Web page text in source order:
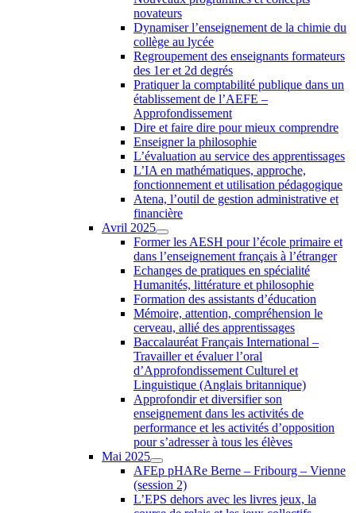
novateurs
Dynamiser l’enseignement de la chimie du
collège au lycée
Regroupement des enseignants formateurs
des 1er et 2d degrés
Pratiquer la comptabilité publique dans un
établissement de l’AEFE –
Approfondissement
Dire et faire dire pour mieux comprendre
Enseigner la philosophie
L’évaluation au service des apprentissages
L’IA en mathématiques, approche,
fonctionnement et utilisation pédagogique
Atena, l’outil de gestion administrative et
financière
Avril 2025
Former les AESH pour l’école primaire et
dans l’enseignement français à l’étranger
Echanges de pratiques en spécialité
Humanités, littérature et philosophie
Formation des assistants d’éducation
Mémoire, attention, compréhension le
cerveau, allié des apprentissages
Baccalauréat Français International –
Travailler et évaluer l’oral
d’Approfondissement Culturel et
Linguistique (Anglais britannique)
Approfondir et diversifier son
enseignement dans les activités de
performance et les activités d’opposition
pour s’adresser à tous les élèves
Mai 2025
AFEp pHARe Berne – Fribourg – Vienne
(session 2)
L’EPS dehors avec les livres jeux, la